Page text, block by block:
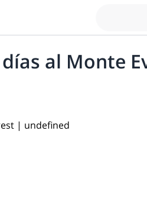
al Monte